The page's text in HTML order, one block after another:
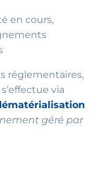
en cours,
réglementaires,
via
géré par